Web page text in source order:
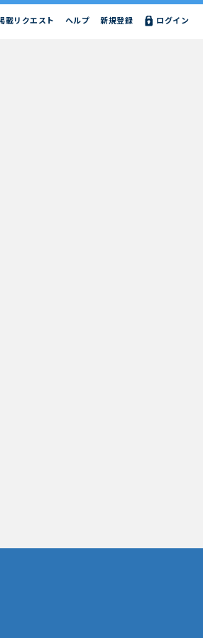
ログイン
新規登録
ヘルプ
載リクエスト